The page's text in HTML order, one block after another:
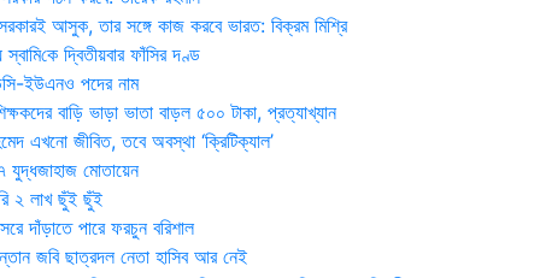
আসুক, তার সঙ্গে কাজ করবে ভারত: বিক্রম মিশ্রি
দ্বিতীয়বার ফাঁসির দণ্ড
ইউএনও পদের নাম
বাড়ি ভাড়া ভাতা বাড়ল ৫০০ টাকা, প্রত্যাখ্যান
এখনো জীবিত, তবে অবস্থা ‘ক্রিটিক্যাল’
যুদ্ধজাহাজ মোতায়েন
২ লাখ ছুঁই ছুঁই
দাঁড়াতে পারে ফরচুন বরিশাল
জবি ছাত্রদল নেতা হাসিব আর নেই